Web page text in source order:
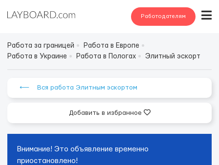
Работодателям
Работа за границей
Работа в Европе
Работа в Украине
Работа в Пологах Элитный эскорт
⟵ Вся работа Элитным эскортом
Добавить в избранное
Внимание! Это объявление временно
приостановлено!